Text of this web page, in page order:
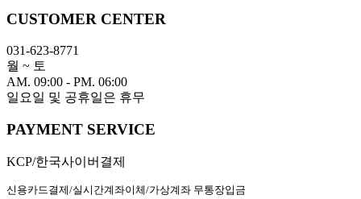
CUSTOMER CENTER
031-623-8771
월 ~ 토
AM. 09:00 - PM. 06:00
일요일 및 공휴일은 휴무
PAYMENT SERVICE
KCP/한국사이버결제
신용카드결제/실시간계좌이체/가상계좌 무통장입금